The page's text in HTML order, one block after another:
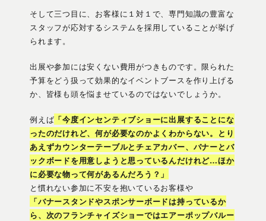
そして三つ目に、お客様に１対１で、専門知識の豊富な
スタッフが応対するシステムを採用していることが挙げ
られます。
出展や参加には安くない費用がつきものです。限られた
予算をどう扱って効果的なイベントブースを作り上げる
か、皆様も頭を悩ませているのではないでしょうか。
例えば 「今度インセンティブショーに出展することにな
ったのだけれど、何が必要なのかよくわからない。とり
あえずカウンターテーブルとチェアカバー、バナーとバ
ックボードを用意しようと思っているんだけれど…ほか
に必要な物って何があるんだろう？」
と慣れない参加に不安を抱いているお客様や
「バナースタンドやスポンサーボードは持っているか
ら、次のフランチャイズショーではエアーポップバルー